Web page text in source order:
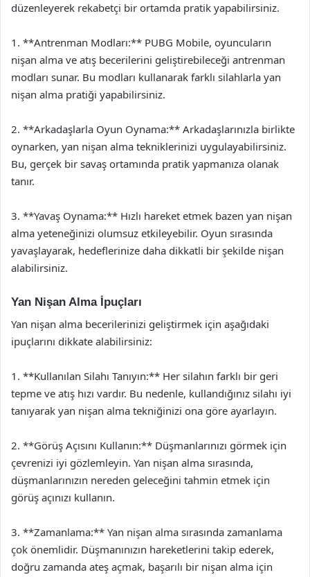
düzenleyerek rekabetçi bir ortamda pratik yapabilirsiniz.
1. **Antrenman Modları:** PUBG Mobile, oyuncuların
nişan alma ve atış becerilerini geliştirebileceği antrenman
modları sunar. Bu modları kullanarak farklı silahlarla yan
nişan alma pratiği yapabilirsiniz.
2. **Arkadaşlarla Oyun Oynama:** Arkadaşlarınızla birlikte
oynarken, yan nişan alma tekniklerinizi uygulayabilirsiniz.
Bu, gerçek bir savaş ortamında pratik yapmanıza olanak
tanır.
3. **Yavaş Oynama:** Hızlı hareket etmek bazen yan nişan
alma yeteneğinizi olumsuz etkileyebilir. Oyun sırasında
yavaşlayarak, hedeflerinize daha dikkatli bir şekilde nişan
alabilirsiniz.
Yan Nişan Alma İpuçları
Yan nişan alma becerilerinizi geliştirmek için aşağıdaki
ipuçlarını dikkate alabilirsiniz:
1. **Kullanılan Silahı Tanıyın:** Her silahın farklı bir geri
tepme ve atış hızı vardır. Bu nedenle, kullandığınız silahı iyi
tanıyarak yan nişan alma tekniğinizi ona göre ayarlayın.
2. **Görüş Açısını Kullanın:** Düşmanlarınızı görmek için
çevrenizi iyi gözlemleyin. Yan nişan alma sırasında,
düşmanlarınızın nereden geleceğini tahmin etmek için
görüş açınızı kullanın.
3. **Zamanlama:** Yan nişan alma sırasında zamanlama
çok önemlidir. Düşmanınızın hareketlerini takip ederek,
doğru zamanda ateş açmak, başarılı bir nişan alma için